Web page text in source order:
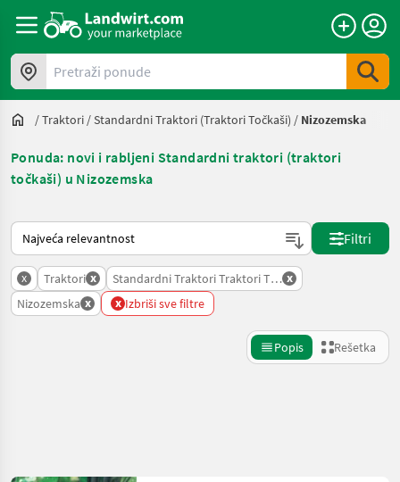
Pretraži ponude
/Traktori /Standardni Traktori (traktori Točkaši) / Nizozemska
Ponuda: novi i rabljeni Standardni traktori (traktori
točkaši) u Nizozemska
Tako se sortira na Landwirt.com
Filtri
x Traktori x Standardni Traktori Traktori Tockasi
x
Nizozemska x x Izbriši sve filtre
Popis Rešetka